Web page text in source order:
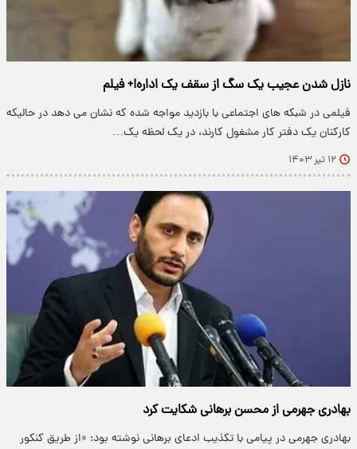
نازل شدن عجیب یک سگ از سقف یک اداره!+ فیلم
فیلمی در شبکه های اجتماعی با بازدید مواجه شده که نشان می دهد در حالیکه
کارکنان یک دفتر کار مشغول کارند، در یک لحظه یک…
۱۲ تیر ۱۴۰۳
بهادری جهرمی از محسن برهانی شکایت کرد
بهادری جهرمی در پیامی با تکذیب ادعای برهانی نوشته بود: ‌«از طریق کنکور